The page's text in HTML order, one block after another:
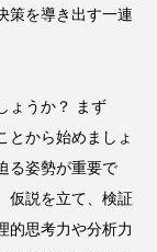
策を導き出す一連
ょうか？ まず
とから始めましょ
る姿勢が重要で
仮説を立て、検証
的思考力や分析力